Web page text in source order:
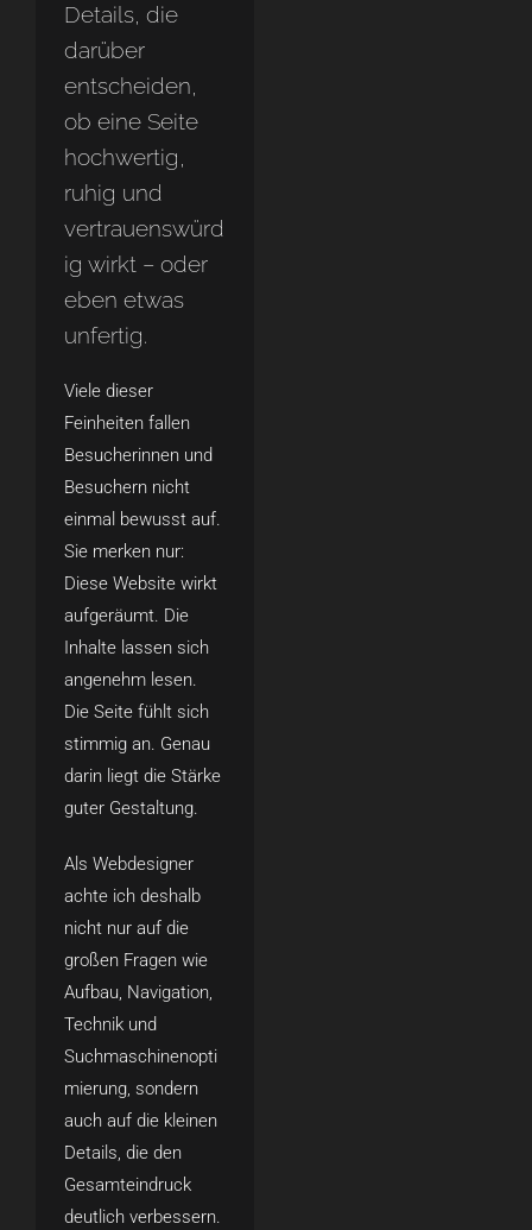
Details, die
darüber
entscheiden,
ob eine Seite
hochwertig,
ruhig und
vertrauenswürd
ig wirkt – oder
eben etwas
unfertig.
Viele dieser
Feinheiten fallen
Besucherinnen und
Besuchern nicht
einmal bewusst auf.
Sie merken nur:
Diese Website wirkt
aufgeräumt. Die
Inhalte lassen sich
angenehm lesen.
Die Seite fühlt sich
stimmig an. Genau
darin liegt die Stärke
guter Gestaltung.
Als Webdesigner
achte ich deshalb
nicht nur auf die
großen Fragen wie
Aufbau, Navigation,
Technik und
Suchmaschinenopti
mierung, sondern
auch auf die kleinen
Details, die den
Gesamteindruck
deutlich verbessern.